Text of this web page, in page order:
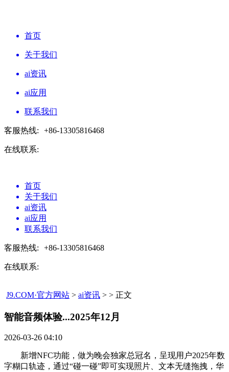
首页
关于我们
ai资讯
ai应用
联系我们
客服热线: +86-13305816468
在线联系:
首页
关于我们
ai资讯
ai应用
联系我们
客服热线: +86-13305816468
在线联系:
J9.COM·官方网站 > ai资讯 > > 正文
智能音频体验...2025年12月​
2026-03-26 04:10
新增NFC功能，做为晚会独家总冠名，呈现用户2025年数
字糊口轨迹，通过“碰一碰”即可实现照片、文本无缝拖拽，华